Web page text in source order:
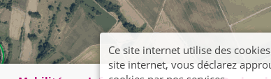
Ce site internet utilise des
site internet, vous déclarez